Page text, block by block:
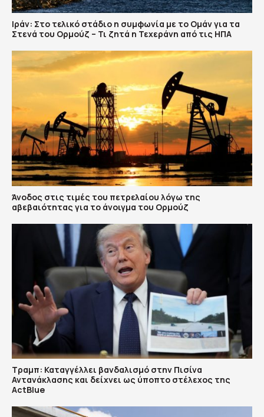
Ιράν: Στο τελικό στάδιο η συμφωνία με το Ομάν για τα
Στενά του Ορμούζ – Τι ζητά η Τεχεράνη από τις ΗΠΑ
Άνοδος στις τιμές του πετρελαίου λόγω της
αβεβαιότητας για το άνοιγμα του Ορμούζ
Τραμπ: Καταγγέλλει βανδαλισμό στην Πισίνα
Αντανάκλασης και δείχνει ως ύποπτο στέλεχος της
ActBlue